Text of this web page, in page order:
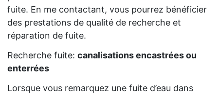
fuite. En me contactant, vous pourrez bénéficier
des prestations de qualité de recherche et
réparation de fuite.
Recherche fuite: canalisations encastrées ou
enterrées
Lorsque vous remarquez une fuite d’eau dans